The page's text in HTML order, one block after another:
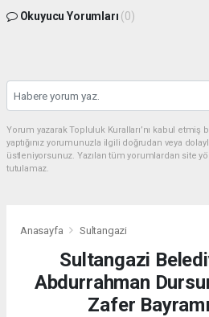
Okuyucu Yorumları (0)
Yorum yazarak Topluluk Kuralları’nı kabul
yaptığınız yorumunuzla ilgili doğrudan veya
üstleniyorsunuz. Yazılan tüm yorumlardan site
tutulamaz.
Anasayfa Sultangazi
Sultangazi
Abdurrahman
Zafer